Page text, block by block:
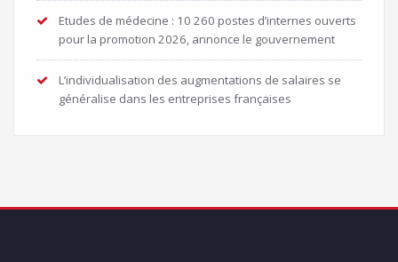
Etudes de médecine : 10 260 postes d’internes ouverts
pour la promotion 2026, annonce le gouvernement
L’individualisation des augmentations de salaires se
généralise dans les entreprises françaises